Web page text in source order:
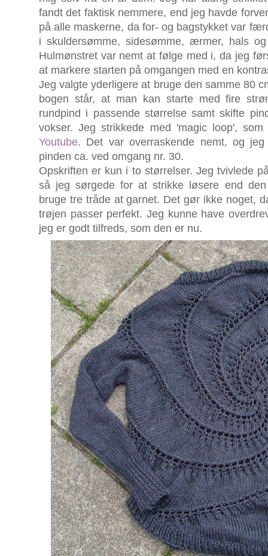
fandt det faktisk nemmere, end jeg havde
på alle maskerne, da for- og bagstykket var
i skuldersømme, sidesømme, ærmer, hals
Hulmønstret var nemt at følge med i, da jeg
at markere starten på omgangen med en
Jeg valgte yderligere at bruge den samme 80
bogen står, at man kan starte med fire
rundpind i passende størrelse samt skifte
vokser. Jeg strikkede med 'magic loop',
Youtube. Det var overraskende nemt, og
pinden ca. ved omgang nr. 30.
Opskriften er kun i to størrelser. Jeg tvivlede
så jeg sørgede for at strikke løsere end
bruge tre tråde at garnet. Det gør ikke noget,
trøjen passer perfekt. Jeg kunne have
jeg er godt tilfreds, som den er nu.